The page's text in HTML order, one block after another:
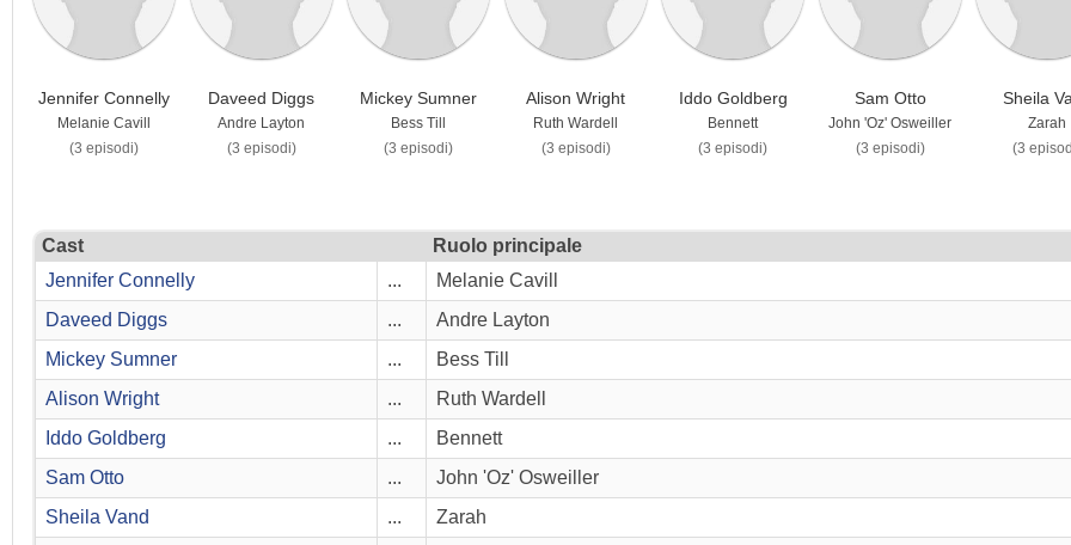
Jennifer Connelly
Melanie Cavill
(3 episodi)
Daveed Diggs
Andre Layton
(3 episodi)
Mickey Sumner
Bess Till
(3 episodi)
Alison Wright
Ruth Wardell
(3 episodi)
Iddo Goldberg
Bennett
(3 episodi)
Sam Otto
John 'Oz' Osweiller
(3 episodi)
Sheila
Zarah
(3
Cast
Ruolo principale
Jennifer Connelly
...
Melanie Cavill
Daveed Diggs
...
Andre Layton
Mickey Sumner
...
Bess Till
Alison Wright
...
Ruth Wardell
Iddo Goldberg
...
Bennett
Sam Otto
...
John 'Oz' Osweiller
Sheila Vand
...
Zarah